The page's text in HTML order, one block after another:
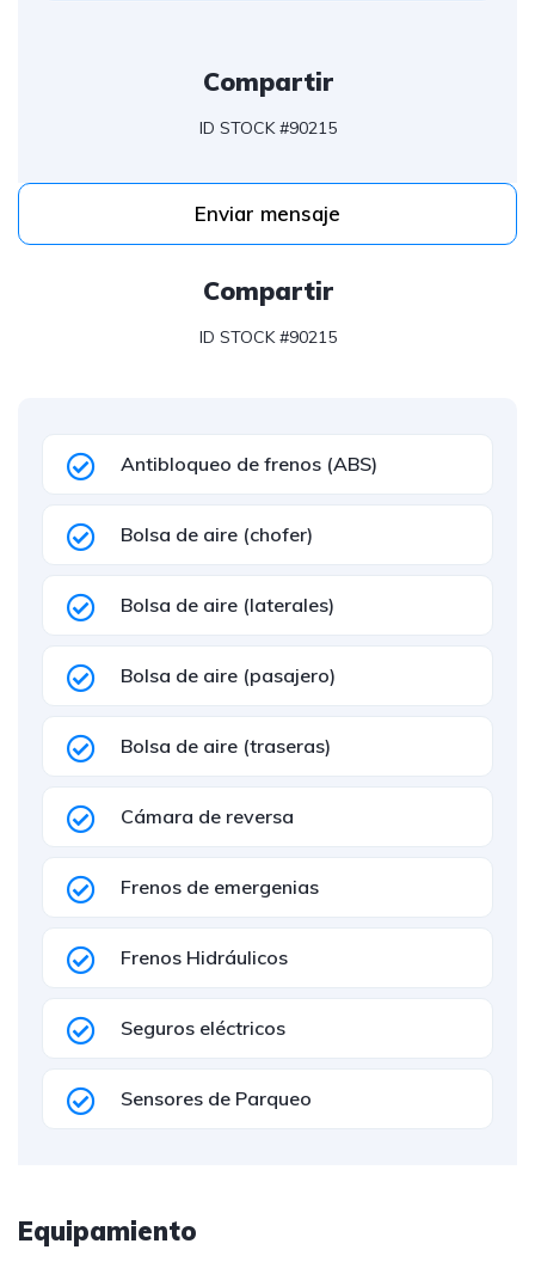
Compartir
ID STOCK #90215
Enviar mensaje
Compartir
ID STOCK #90215
Antibloqueo de frenos (ABS)
Bolsa de aire (chofer)
Bolsa de aire (laterales)
Bolsa de aire (pasajero)
Bolsa de aire (traseras)
Cámara de reversa
Frenos de emergenias
Frenos Hidráulicos
Seguros eléctricos
Sensores de Parqueo
Equipamiento